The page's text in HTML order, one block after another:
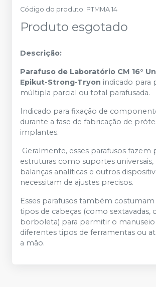
Código do produto: PTMMA 14
Produto esgotado
Descrição:
Parafuso de Laboratório CM 16°
Epikut-Strong-Tryon indicado para
múltipla parcial ou total parafusada.
Indicado para fixação de
durante a fase de fabricação de
implantes.
Geralmente, esses parafusos fazem
estruturas como suportes universais,
balanças analíticas e outros
necessitam de ajustes precisos.
Esses parafusos também
tipos de cabeças (como sextavadas,
borboleta) para permitir o
diferentes tipos de ferramentas ou
a mão.